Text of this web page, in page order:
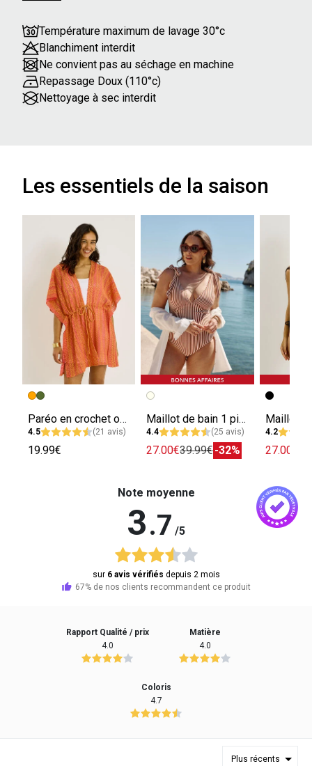
Température maximum de lavage 30°c
Blanchiment interdit
Ne convient pas au séchage en machine
Repassage Doux (110°c)
Nettoyage à sec interdit
Les essentiels de la saison
Paréo en crochet ouvert à l'avant femme
4.5 (21 avis)
19.99€
Maillot de bain 1 pièce motif rayé femme
4.4 (25 avis)
27.00€39.99€-32%
4.2
27.00€
Note moyenne
3.7 /5
sur 6 avis vérifiés depuis 2 mois
67% de nos clients recommandent ce produit
Rapport Qualité / prix
4.0
Matière
4.0
Coloris
4.7
Plus récents